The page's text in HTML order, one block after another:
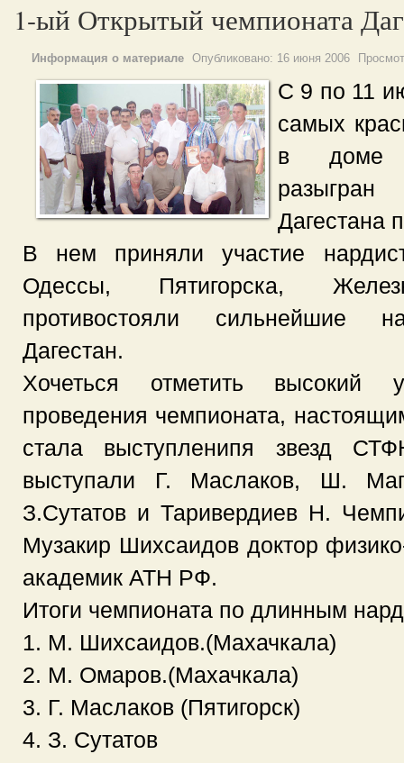
1-ый Открытый чемпионата
Информация о материале Опубликовано: 16 июня 2006
С 9 по 11
самых
в доме
Дагестана
В нем приняли участие
Одессы, Пятигорска,
противостояли сильнейшие
Дагестан.
Хочеться отметить высокий
проведения чемпионата,
стала выступленипя звезд
выступали Г. Маслаков, Ш.
З.Сутатов и Таривердиев Н.
Музакир Шихсаидов доктор
академик АТН РФ.
Итоги чемпионата по длинным
1. М. Шихсаидов.(Махачкала)
2. М. Омаров.(Махачкала)
3. Г. Маслаков (Пятигорск)
4. З. Сутатов